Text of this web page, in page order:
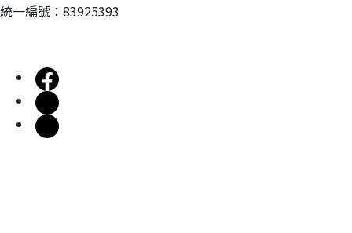
統一編號：83925393